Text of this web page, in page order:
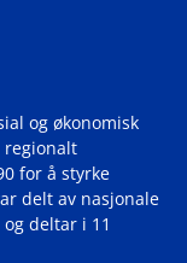
og økonomisk
regionalt
for å styrke
delt av nasjonale
deltar i 11